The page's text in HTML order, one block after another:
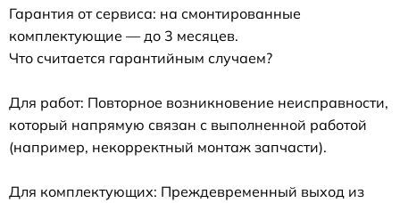
Гарантия от сервиса: на смонтированные
комплектующие — до 3 месяцев.
Что считается гарантийным случаем?
Для работ: Повторное возникновение неисправности,
который напрямую связан с выполненной работой
(например, некорректный монтаж запчасти).
Для комплектующих: Преждевременный выход из